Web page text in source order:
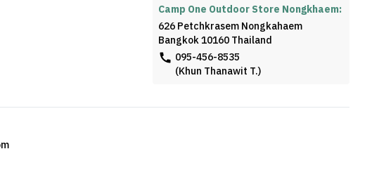
Camp One Outdoor Store Nongkhaem:
626 Petchkrasem Nongkahaem
Bangkok 10160 Thailand
095-456-8535
(Khun Thanawit T.)